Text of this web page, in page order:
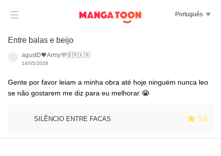
 Português 
Entre balas e beijo
agustD🖤Army💜🇧🇷🇰🇷
14/05/2026
Gente por favor leiam a minha obra até hoje ninguém nunca leo
se não gostarem me diz para eu melhorar 😭
SILÊNCIO ENTRE FACAS  5.0